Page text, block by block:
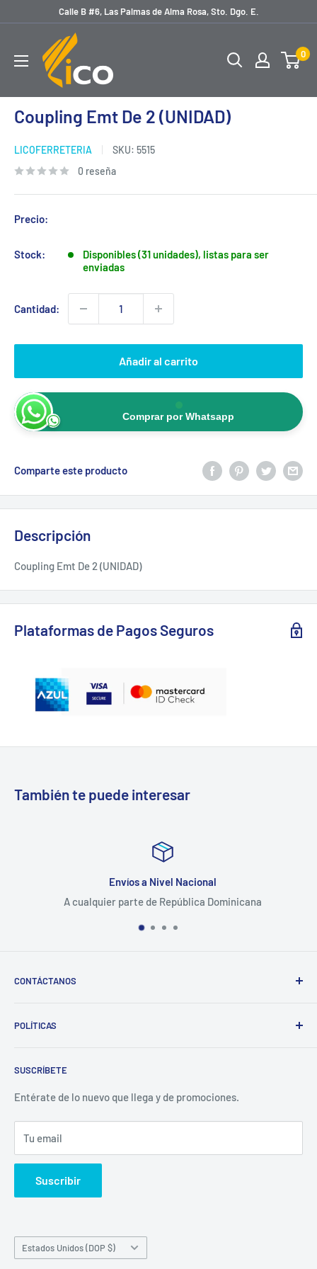
contenido
Calle B #6, Las Palmas de Alma Rosa, Sto. Dgo. E.
licoferreteria
0
Coupling Emt De 2 (UNIDAD)
LICOFERRETERIA SKU: 5515
0 reseña
Precio:
Stock:
Disponibles (31 unidades), listas para ser
enviadas
Cantidad:
Añadir al carrito
Comprar por Whatsapp
Comparte este producto
Descripción
Coupling Emt De 2 (UNIDAD)
Plataformas de Pagos Seguros
También te puede interesar
Envíos a Nivel Nacional
A cualquier parte de República Dominicana
CONTÁCTANOS
POLÍTICAS
Política de Privacidad
Políticas de Reembolso
Términos del servicio
Política de reembolso
SUSCRÍBETE
Entérate de lo nuevo que llega y de promociones.
Tu email
Suscribir
País/región
Estados Unidos (DOP $)